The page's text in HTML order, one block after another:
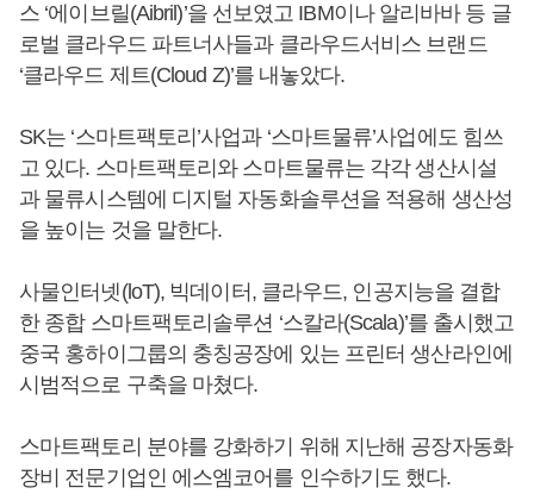
스 ‘에이브릴(Aibril)’을 선보였고 IBM이나 알리바바 등 글
로벌 클라우드 파트너사들과 클라우드서비스 브랜드
‘클라우드 제트(Cloud Z)’를 내놓았다.
SK는 ‘스마트팩토리’사업과 ‘스마트물류’사업에도 힘쓰
고 있다. 스마트팩토리와 스마트물류는 각각 생산시설
과 물류시스템에 디지털 자동화솔루션을 적용해 생산성
을 높이는 것을 말한다.
사물인터넷(loT), 빅데이터, 클라우드, 인공지능을 결합
한 종합 스마트팩토리솔루션 ‘스칼라(Scala)’를 출시했고
중국 홍하이그룹의 충칭공장에 있는 프린터 생산라인에
시범적으로 구축을 마쳤다.
스마트팩토리 분야를 강화하기 위해 지난해 공장자동화
장비 전문기업인 에스엠코어를 인수하기도 했다.